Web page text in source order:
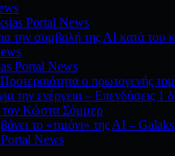
Portal News
την συμβολή της ΑΙ κατά
Portal News
ο πρωτογενής
την ενέργεια – Επενδύσεις 1
τον Κώστα Σόμμερ
το «τιμόνι» της ΑΙ –
Portal News